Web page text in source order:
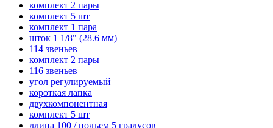
комплект 2 пары
комплект 5 шт
комплект 1 пара
шток 1 1/8" (28.6 мм)
114 звеньев
комплект 2 пары
116 звеньев
угол регулируемый
короткая лапка
двухкомпонентная
комплект 5 шт
длина 100 / подъем 5 градусов